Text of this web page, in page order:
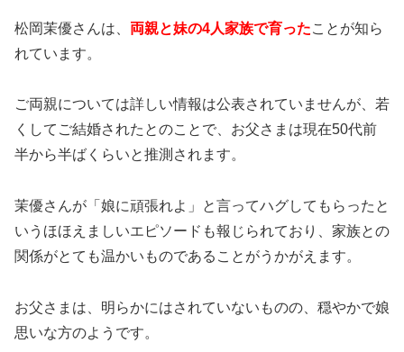
松岡茉優さんは、 両親と妹の4人家族で育ったことが知ら
れています。
ご両親については詳しい情報は公表されていませんが、若
くしてご結婚されたとのことで、お父さまは現在50代前
半から半ばくらいと推測されます。
茉優さんが「娘に頑張れよ」と言ってハグしてもらったと
いうほほえましいエピソードも報じられており、家族との
関係がとても温かいものであることがうかがえます。
お父さまは、明らかにはされていないものの、穏やかで娘
思いな方のようです。